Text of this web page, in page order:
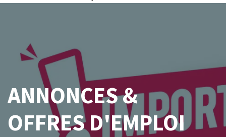
ANNONCES &
OFFRES D'EMPLOI